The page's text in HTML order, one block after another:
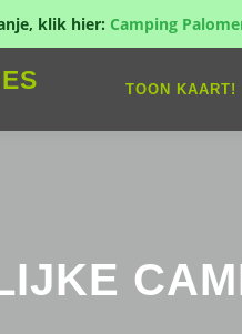
klik hier: Camping
TOON KAART!